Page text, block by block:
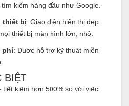
kiếm hàng đầu như Google.
thiết bị: Giao diện hiển thị đẹp
thiết bị màn hình lớn, nhỏ.
phí: Được hỗ trợ kỹ thuật miễn
BIỆT
tiết kiệm hơn 500% so với việc